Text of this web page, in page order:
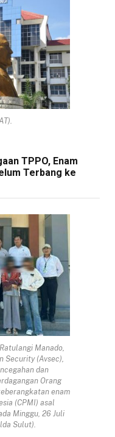
TPPO, Enam
Terbang ke
Manado,
Security (Avsec),
dan
Orang
enam
(CPMI) asal
Minggu, 26 Juli
Sulut).